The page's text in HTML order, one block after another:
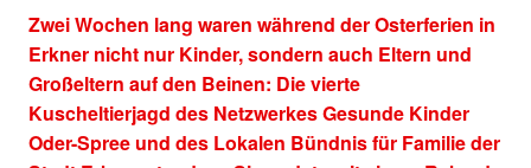
Zwei Wochen lang waren während der Osterferien in
Erkner nicht nur Kinder, sondern auch Eltern und
Großeltern auf den Beinen: Die vierte
Kuscheltierjagd des Netzwerkes Gesunde Kinder
Oder-Spree und des Lokalen Bündnis für Familie der